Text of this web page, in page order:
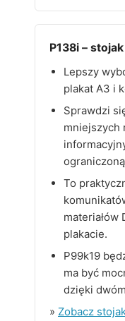
P138i –
Lepszy
plakat A3 i
Sprawdzi
mniejszych
To
materiałów
plakacie.
P99k19
ma być
dzięki
» Zobacz